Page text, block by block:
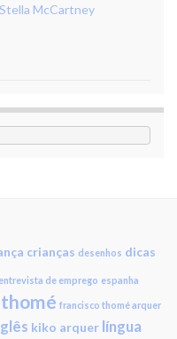
McCartney
crianças desenhos dicas
entrevista de emprego espanha
francisco thomé arquer
kiko arquer língua